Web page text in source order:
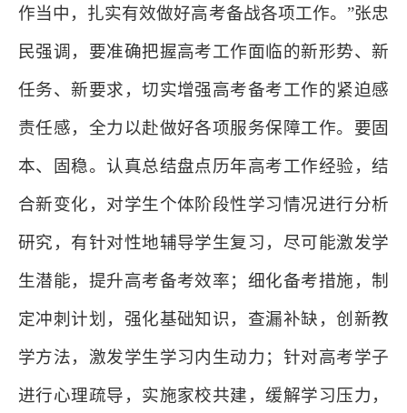
作当中，扎实有效做好高考备战各项工作。”张忠
民强调，要准确把握高考工作面临的新形势、新
任务、新要求，切实增强高考备考工作的紧迫感
责任感，全力以赴做好各项服务保障工作。要固
本、固稳。认真总结盘点历年高考工作经验，结
合新变化，对学生个体阶段性学习情况进行分析
研究，有针对性地辅导学生复习，尽可能激发学
生潜能，提升高考备考效率；细化备考措施，制
定冲刺计划，强化基础知识，查漏补缺，创新教
学方法，激发学生学习内生动力；针对高考学子
进行心理疏导，实施家校共建，缓解学习压力，